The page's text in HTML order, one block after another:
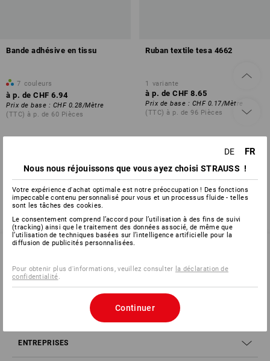
Bande adhésive en tissu
7 couleurs
à p. de CHF 6.94
Prix de base : CHF 0.28/Mètre
(TTC) à p. de 60 Pièces
Ruban textile tesa 4662
1 variante
à p. de CHF 8.65
Prix de base : CHF 0.17/Mètre
(TTC) à p. de 96 Pièces
Vous avez déjà consulté 4 articles sur un total de 4 articles.
SERVICE 0800 800 336
ENTREPRISES
DE FR
Nous nous réjouissons que vous ayez choisi STRAUSS !
Votre expérience d'achat optimale est notre préoccupation ! Des fonctions
impeccable contenu personnalisé pour vous et un processus fluide - telles
sont les tâches des cookies.
Le consentement comprend l’accord pour l’utilisation à des fins de suivi
(tracking) ainsi que le traitement des données associé, de même que
l’utilisation de techniques basées sur l’intelligence artificielle pour la
diffusion de publicités personnalisées.
Pour obtenir plus d'informations, veuillez consulter la déclaration de
confidentialité
Continuer